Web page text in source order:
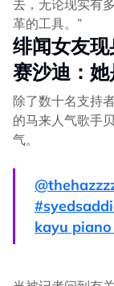
去，无论现实有
革的工具。”
绯闻女友
赛沙迪：
除了数十名支持
的马来人气歌手
气。
kayu